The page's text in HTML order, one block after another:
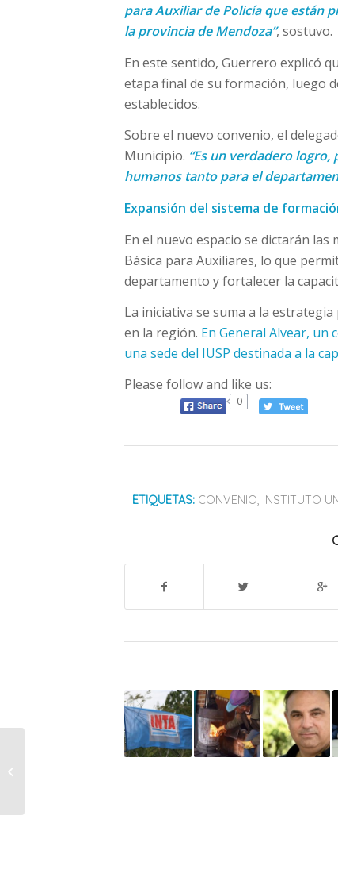
para Auxiliar de Policía que están
la provincia de Mendoza”, sostuvo.
En este sentido, Guerrero explicó
etapa final de su formación, luego
establecidos.
Sobre el nuevo convenio, el
Municipio. “Es un verdadero
humanos tanto para el
Expansión del sistema de
En el nuevo espacio se dictarán
Básica para Auxiliares, lo que
departamento y fortalecer la
La iniciativa se suma a la
en la región. En General Alvear,
una sede del IUSP destinada a la
Please follow and like us:
0
ETIQUETAS: CONVENIO, INSTITUTO
Comenzó la colocación